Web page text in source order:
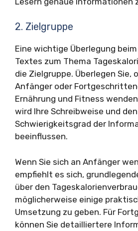
2. Zielgruppe
Eine wichtige Überlegung
Textes zum Thema
die Zielgruppe. Überlegen Sie,
Anfänger oder
Ernährung und Fitness
wird Ihre Schreibweise und den
Schwierigkeitsgrad der
beeinflussen.
Wenn Sie sich an Anfänger
empfiehlt es sich,
über den
möglicherweise einige
Umsetzung zu geben. Für
können Sie detailliertere